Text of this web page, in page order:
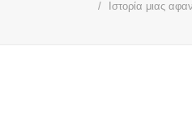
Ιστορία μιας